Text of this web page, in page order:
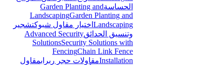
الحساسةGarden Planting and
LandscapingGarden Planting and
Landscaping اختيار مقاول شبوكتشجير
وتنسيق الحدائقAdvanced Security
SolutionsSecurity Solutions with
FencingChain Link Fence
Installationمقاولات حجر ربرابمقاول